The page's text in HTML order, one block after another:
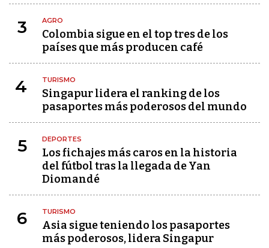
3 AGRO
Colombia sigue en el top tres de los
países que más producen café
4 TURISMO
Singapur lidera el ranking de los
pasaportes más poderosos del mundo
5 DEPORTES
Los fichajes más caros en la historia
del fútbol tras la llegada de Yan
Diomandé
6 TURISMO
Asia sigue teniendo los pasaportes
más poderosos, lidera Singapur